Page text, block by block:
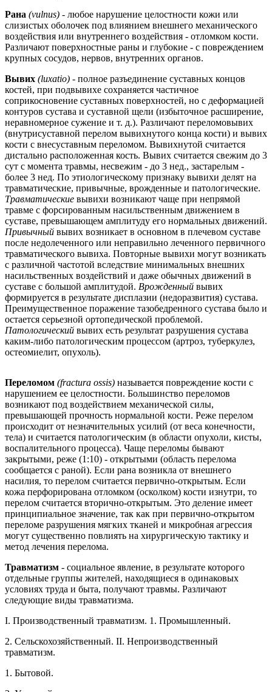
Рана (vulnus) - любое нарушение целостности кожи или
слизистых оболочек под влиянием внешнего механического
воздействия или внутреннего воздействия - отломком кости.
Различают поверхностные раны и глубокие - с повреждением
крупных сосудов, нервов, внутренних органов.
Вывих (luxatio) - полное разъединение суставных концов
костей, при подвывихе сохраняется частичное
соприкосновение суставных поверхностей, но с деформацией
контуров сустава и суставной щели (избыточное расширение,
неравномерное сужение и т. д.). Различают переломовывих
(внутрисуставной перелом вывихнутого конца кости) и вывих
кости с внесуставным переломом. Вывихнутой считается
дистально расположенная кость. Вывих считается свежим до 3
сут с момента травмы, несвежим - до 3 нед., застарелым -
более 3 нед. По этиологическому признаку вывихи делят на
травматические, привычные, врожденные и патологические.
Травматические вывихи возникают чаще при непрямой
травме с форсированным насильственным движением в
суставе, превышающем амплитуду его нормальных движений.
Привычный вывих возникает в основном в плечевом суставе
после недолеченного или неправильно леченного первичного
травматического вывиха. Повторные вывихи могут возникать
с различной частотой вследствие минимальных внешних
насильственных воздействий и даже обычных движений в
суставе с большой амплитудой. Врожденный вывих
формируется в результате дисплазии (недоразвития) сустава.
Преимущественное поражение тазобедренного сустава было и
остается серьезной ортопедической проблемой.
Патологический вывих есть результат разрушения сустава
каким-либо патологическим процессом (артроз, туберкулез,
остеомиелит, опухоль).
Переломом (fractura ossis) называется повреждение кости с
нарушением ее целостности. Большинство переломов
возникают под воздействием механической силы,
превышающей прочность нормальной кости. Реже перелом
происходит от незначительных усилий (от веса конечности,
тела) и считается патологическим (в области опухоли, кисты,
воспалительного процесса). Чаще переломы бывают
закрытыми, реже (1:10) - открытыми (область перелома
сообщается с раной). Если рана возникла от внешнего
насилия, то перелом считается первично-открытым. Если
кожа перфорирована отломком (осколком) кости изнутри, то
перелом считается вторично-открытым. Это деление имеет
принципиальное значение, так как при первично-открытом
переломе разрушения мягких тканей и микробная агрессия
могут существенно повлиять на хирургическую тактику и
метод лечения перелома.
Травматизм - социальное явление, в результате которого
отдельные группы жителей, находящиеся в одинаковых
условиях труда и быта, получают травмы. Различают
следующие виды травматизма.
I. Производственный травматизм. 1. Промышленный.
2. Сельскохозяйственный. II. Непроизводственный
травматизм.
1. Бытовой.